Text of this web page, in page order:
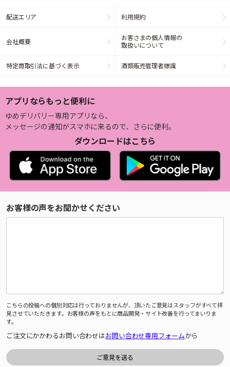
配送エリア 利用規約
会社概要
お客さまの個人情報の
取扱いについて
特定商取引法に基づく表示 酒類販売管理者標識
アプリならもっと便利に
ゆめデリバリー専用アプリなら、
メッセージの通知がスマホに来るので、さらに便利。
ダウンロードはこちら
お客様の声をお聞かせください
こちらの投稿への個別対応は行っておりませんが、頂いたご意見はスタッフがすべて拝
見させていただきます。お客様の声をもとに商品開発・サイト改善を行ってまいりま
す。
ご注文にかかわるお問い合わせはお問い合わせ専用フォームから